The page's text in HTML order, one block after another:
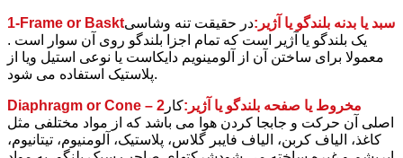
1-Frame or Basktسبد یا بدنه بلندگو یا آژیر:در حقیقت تنه وشاسی
یک بلندگو یا آژیر است که تمام اجزا بلندگو روی آن سوار است .
معمولا برای ساختن آن از آلومینویم دایکاست یا نوعی استیل ویا از
پلاستیک استفاده می شود.
Diaphragm or Cone – 2مخروط یا صفحه بلندگو یا آژیر:کار
اصلی آن حرکت و جابجا کردن هوا می باشد که از مواد مختلفی مثل
کاغذ، الیاف کربن، الیاف فایبر گلاس، پلاستیک، آلومنیوم، تیتانیوم،